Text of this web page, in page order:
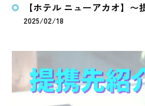
【ホテル ニューアカオ】〜
2025/02/18